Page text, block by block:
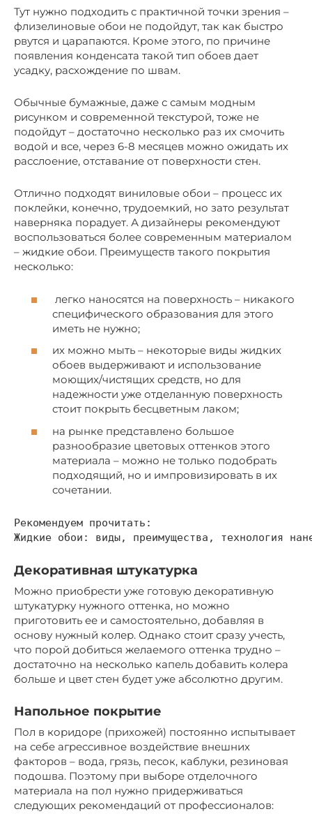
Тут нужно подходить с практичной точки зрения –
флизелиновые обои не подойдут, так как быстро
рвутся и царапаются. Кроме этого, по причине
появления конденсата такой тип обоев дает
усадку, расхождение по швам.
Обычные бумажные, даже с самым модным
рисунком и современной текстурой, тоже не
подойдут – достаточно несколько раз их смочить
водой и все, через 6-8 месяцев можно ожидать их
расслоение, отставание от поверхности стен.
Отлично подходят виниловые обои – процесс их
поклейки, конечно, трудоемкий, но зато результат
наверняка порадует. А дизайнеры рекомендуют
воспользоваться более современным материалом
– жидкие обои. Преимуществ такого покрытия
несколько:
легко наносятся на поверхность – никакого
специфического образования для этого
иметь не нужно;
их можно мыть – некоторые виды жидких
обоев выдерживают и использование
моющих/чистящих средств, но для
надежности уже отделанную поверхность
стоит покрыть бесцветным лаком;
на рынке представлено большое
разнообразие цветовых оттенков этого
материала – можно не только подобрать
подходящий, но и импровизировать в их
сочетании.
Рекомендуем прочитать:
Жидкие обои: виды, преимущества, технология
Декоративная штукатурка
Можно приобрести уже готовую декоративную
штукатурку нужного оттенка, но можно
приготовить ее и самостоятельно, добавляя в
основу нужный колер. Однако стоит сразу учесть,
что порой добиться желаемого оттенка трудно –
достаточно на несколько капель добавить колера
больше и цвет стен будет уже абсолютно другим.
Напольное покрытие
Пол в коридоре (прихожей) постоянно испытывает
на себе агрессивное воздействие внешних
факторов – вода, грязь, песок, каблуки, резиновая
подошва. Поэтому при выборе отделочного
материала на пол нужно придерживаться
следующих рекомендаций от профессионалов: